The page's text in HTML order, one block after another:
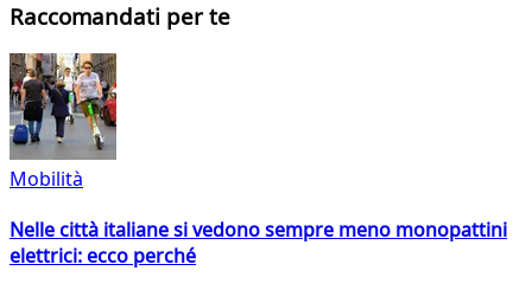
Raccomandati per te
Mobilità
Nelle città italiane si vedono sempre meno monopattini
elettrici: ecco perché